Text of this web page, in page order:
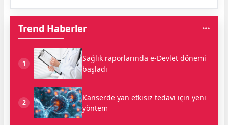
Trend Haberler
1
Sağlık raporlarında e-Devlet dönemi
başladı
2
Kanserde yan etkisiz tedavi için yeni
yöntem